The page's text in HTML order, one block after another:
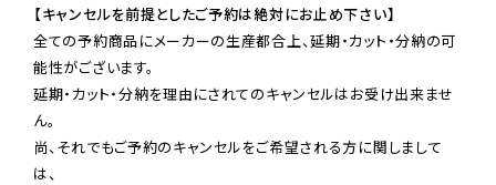
【キャンセルを前提としたご予約は絶対にお止め下さい】
全ての予約商品にメーカーの生産都合上、延期・カット・分納の可
能性がございます。
延期・カット・分納を理由にされてのキャンセルはお受け出来ませ
ん。
尚、それでもご予約のキャンセルをご希望される方に関しまして
は、